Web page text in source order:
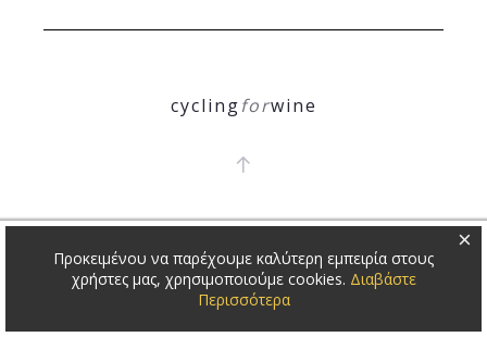
cyclingforwine
COPYRIGHT 2018Θ. ΝΙΚΟΛΕΤΟΠΟΥΛΟΣ ×
Προκειμένου να παρέχουμε καλύτερη εμπειρία στους
χρήστες μας, χρησιμοποιούμε cookies. Διαβάστε
Περισσότερα